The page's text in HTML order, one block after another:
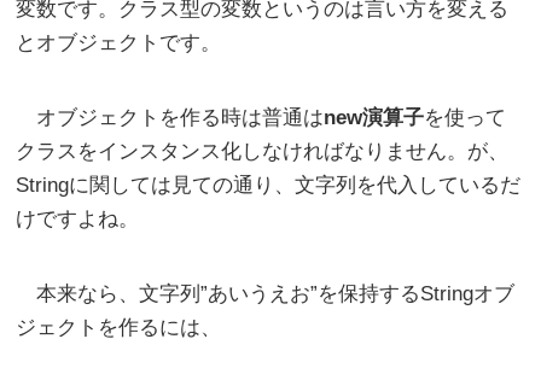
変数です。クラス型の変数というのは言い方を変える
とオブジェクトです。
オブジェクトを作る時は普通はnew演算子を使って
クラスをインスタンス化しなければなりません。が、
Stringに関しては見ての通り、文字列を代入しているだ
けですよね。
本来なら、文字列”あいうえお”を保持するStringオブ
ジェクトを作るには、